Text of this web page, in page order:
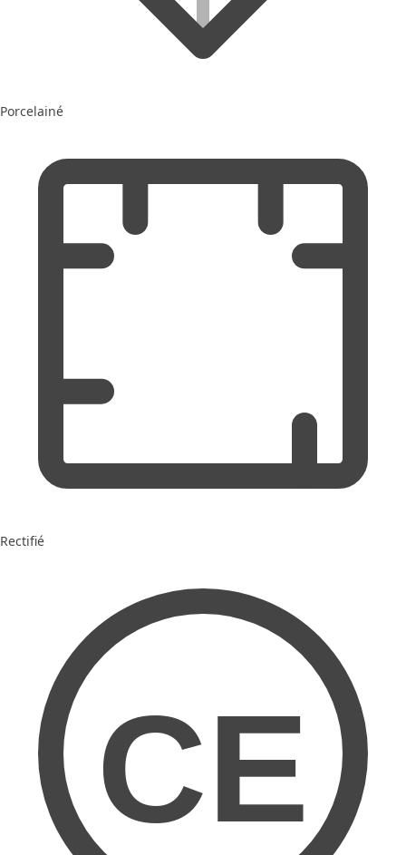
Porcelainé
Rectifié
CE